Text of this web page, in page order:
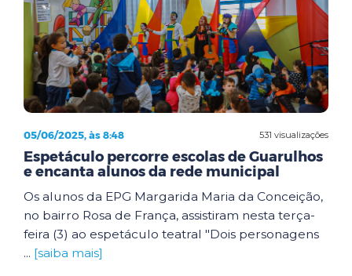
531 visualizações
05/06/2025, às 8:48
Espetáculo percorre escolas de Guarulhos
e encanta alunos da rede municipal
Os alunos da EPG Margarida Maria da Conceição,
no bairro Rosa de França, assistiram nesta terça-
feira (3) ao espetáculo teatral "Dois personagens
... [saiba mais]